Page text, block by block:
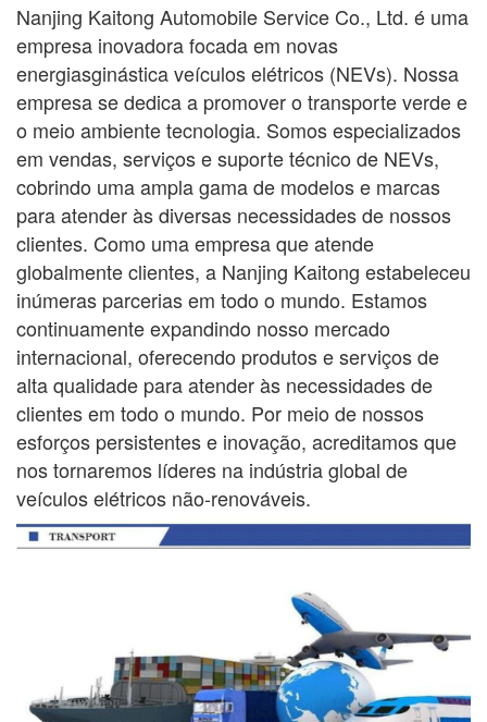
Nanjing Kaitong Automobile Service Co., Ltd. é uma
empresa inovadora focada em novas
energiasginásticaveículos elétricos (NEVs). Nossa
empresa se dedica a promover o transporte verde e
o meio ambientetecnologia. Somos especializados
em vendas, serviços e suporte técnico de NEVs,
cobrindo uma ampla gamade modelos e marcas
para atender às diversas necessidades de nossos
clientes. Como uma empresa que atende
globalmenteclientes, a Nanjing Kaitong estabeleceu
inúmeras parcerias em todo o mundo. Estamos
continuamenteexpandindo nosso mercado
internacional, oferecendo produtos e serviços de
alta qualidade para atender às necessidades de
clientes em todo o mundo. Por meio de nossos
esforços persistentes e inovação, acreditamos que
nos tornaremos líderes na indústria global de
veículos elétricos não-renováveis.